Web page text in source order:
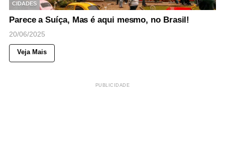
CIDADES
Parece a Suíça, Mas é aqui mesmo, no Brasil!
20/06/2025
Veja Mais
PUBLICIDADE